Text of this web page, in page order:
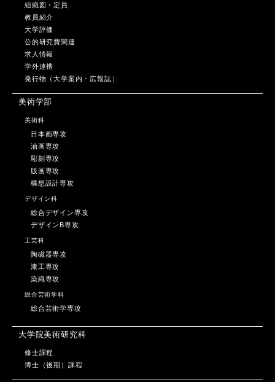
組織図・定員
教員紹介
大学評価
公的研究費関連
求人情報
学外連携
発行物（大学案内・広報誌）
美術学部
美術科
日本画専攻
油画専攻
彫刻専攻
版画専攻
構想設計専攻
デザイン科
総合デザイン専攻
デザインB専攻
工芸科
陶磁器専攻
漆工専攻
染織専攻
総合芸術学科
総合芸術学専攻
大学院美術研究科
修士課程
博士（後期）課程